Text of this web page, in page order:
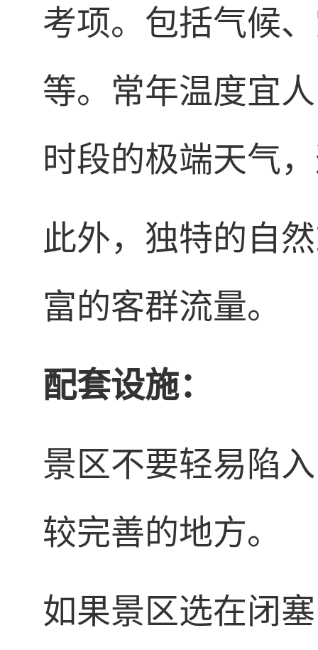
考项。包括气候
等。常年温度宜
时段的极端天气
此外，独特的自
富的客群流量。
配套设施：
景区不要轻易陷
较完善的地方。
如果景区选在闭